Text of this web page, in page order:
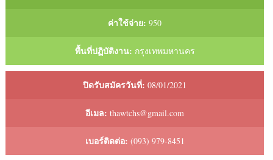
ค่าใช้จ่าย: 950
พื้นที่ปฏิบัติงาน: กรุงเทพมหานคร
ปิดรับสมัครวันที่: 08/01/2021
อีเมล: thawtchs@gmail.com
เบอร์ติดต่อ: (093) 979-8451